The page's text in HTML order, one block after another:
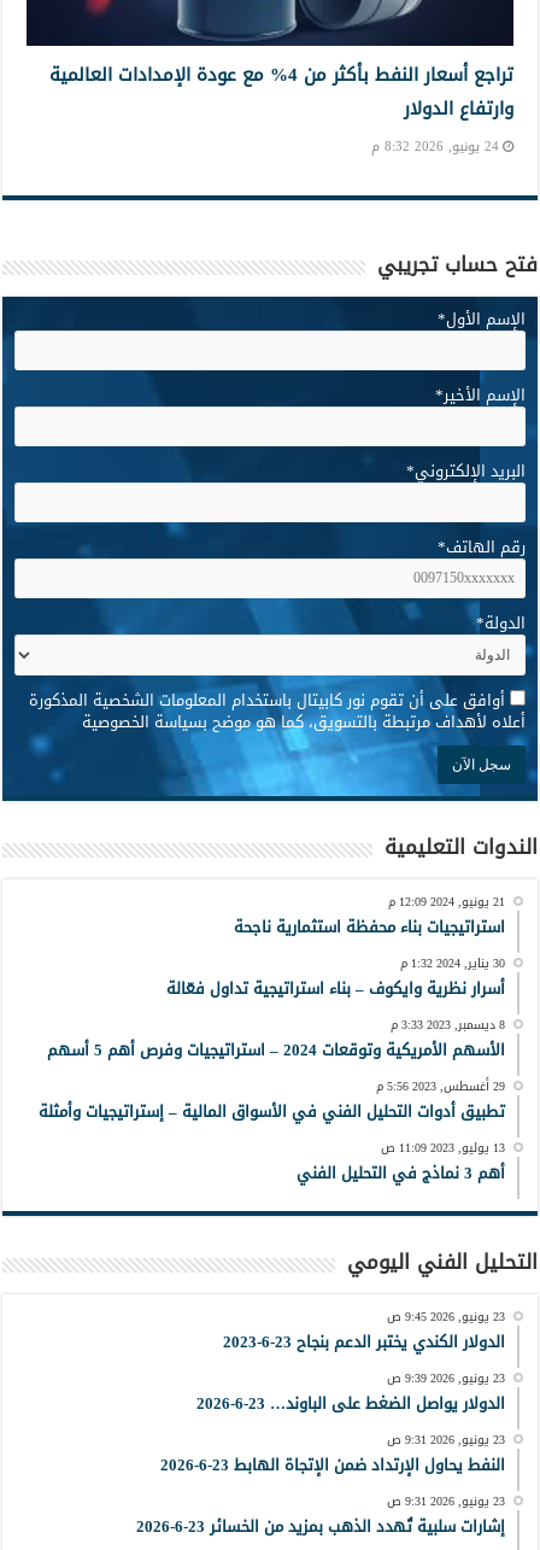
تراجع أسعار النفط بأكثر من 4% مع عودة الإمدادات العالمية
وارتفاع الدولار
24 يونيو, 2026 8:32 م
فتح حساب تجريبي
الإسم الأول*
الإسم الأخير*
البريد الإلكتروني*
رقم الهاتف*
الدولة*
* أوافق على أن تقوم نور كابيتال باستخدام المعلومات الشخصية المذكورة
أعلاه لأهداف مرتبطة بالتسويق، كما هو موضح بسياسة الخصوصية
الندوات التعليمية
21 يونيو, 2024 12:09 م
استراتيجيات بناء محفظة استثمارية ناجحة
30 يناير, 2024 1:32 م
أسرار نظرية وايكوف – بناء استراتيجية تداول فعّالة
8 ديسمبر, 2023 3:33 م
الأسهم الأمريكية وتوقعات 2024 – استراتيجيات وفرص أهم 5 أسهم
29 أغسطس, 2023 5:56 م
تطبيق أدوات التحليل الفني في الأسواق المالية – إستراتيجيات وأمثلة
13 يوليو, 2023 11:09 ص
أهم 3 نماذج في التحليل الفني
التحليل الفني اليومي
23 يونيو, 2026 9:45 ص
الدولار الكندي يختبر الدعم بنجاح 23-6-2023
23 يونيو, 2026 9:39 ص
الدولار يواصل الضغط على الباوند… 23-6-2026
23 يونيو, 2026 9:31 ص
النفط يحاول الإرتداد ضمن الإتجاة الهابط 23-6-2026
23 يونيو, 2026 9:31 ص
إشارات سلبية تُهدد الذهب بمزيد من الخسائر 23-6-2026